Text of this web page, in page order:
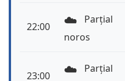
22:00 ☁️
Parțial
noros
23:00 ☁️
Parțial